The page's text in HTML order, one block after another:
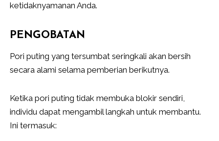
ketidaknyamanan Anda.
PENGOBATAN
Pori puting yang tersumbat seringkali akan bersih
secara alami selama pemberian berikutnya.
Ketika pori puting tidak membuka blokir sendiri,
individu dapat mengambil langkah untuk membantu.
Ini termasuk: